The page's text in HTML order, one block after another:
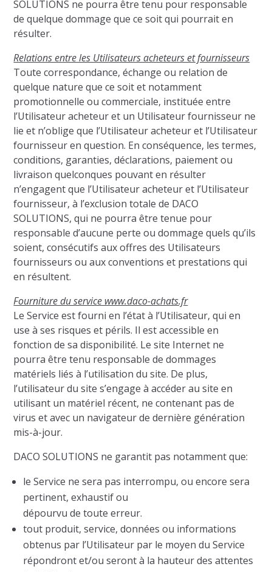
SOLUTIONS ne pourra être tenu pour responsable
de quelque dommage que ce soit qui pourrait en
résulter.
Relations entre les Utilisateurs acheteurs et fournisseurs
Toute correspondance, échange ou relation de
quelque nature que ce soit et notamment
promotionnelle ou commerciale, instituée entre
l’Utilisateur acheteur et un Utilisateur fournisseur ne
lie et n’oblige que l’Utilisateur acheteur et l’Utilisateur
fournisseur en question. En conséquence, les termes,
conditions, garanties, déclarations, paiement ou
livraison quelconques pouvant en résulter
n’engagent que l’Utilisateur acheteur et l’Utilisateur
fournisseur, à l’exclusion totale de DACO
SOLUTIONS, qui ne pourra être tenue pour
responsable d’aucune perte ou dommage quels qu’ils
soient, consécutifs aux offres des Utilisateurs
fournisseurs ou aux conventions et prestations qui
en résultent.
Fourniture du service www.daco-achats.fr
Le Service est fourni en l’état à l’Utilisateur, qui en
use à ses risques et périls. Il est accessible en
fonction de sa disponibilité. Le site Internet ne
pourra être tenu responsable de dommages
matériels liés à l’utilisation du site. De plus,
l’utilisateur du site s’engage à accéder au site en
utilisant un matériel récent, ne contenant pas de
virus et avec un navigateur de dernière génération
mis-à-jour.
DACO SOLUTIONS ne garantit pas notamment que:
le Service ne sera pas interrompu, ou encore sera
pertinent, exhaustif ou
dépourvu de toute erreur.
tout produit, service, données ou informations
obtenus par l’Utilisateur par le moyen du Service
répondront et/ou seront à la hauteur des attentes